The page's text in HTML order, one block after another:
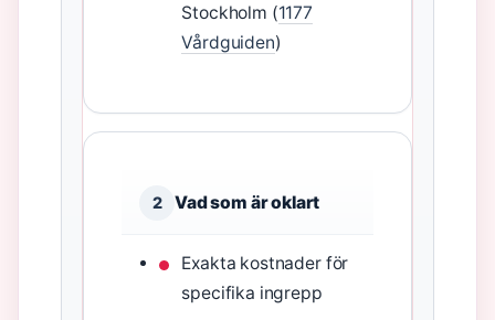
Stockholm (1177
Vårdguiden)
2 Vad som är oklart
Exakta kostnader för
specifika ingrepp